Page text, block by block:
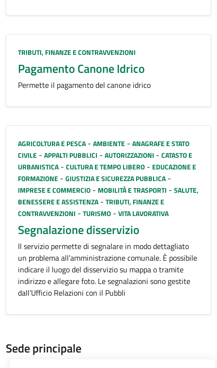
Categoria:
TRIBUTI, FINANZE E CONTRAVVENZIONI
Pagamento Canone Idrico
Permette il pagamento del canone idrico
Categoria:
AGRICOLTURA E PESCA - AMBIENTE - ANAGRAFE E STATO
CIVILE - APPALTI PUBBLICI - AUTORIZZAZIONI - CATASTO E
URBANISTICA - CULTURA E TEMPO LIBERO - EDUCAZIONE E
FORMAZIONE - GIUSTIZIA E SICUREZZA PUBBLICA -
IMPRESE E COMMERCIO - MOBILITÀ E TRASPORTI - SALUTE,
BENESSERE E ASSISTENZA - TRIBUTI, FINANZE E
CONTRAVVENZIONI - TURISMO - VITA LAVORATIVA
Segnalazione disservizio
Il servizio permette di segnalare in modo dettagliato
un problema all’amministrazione comunale. È possibile
indicare il luogo del disservizio su mappa o tramite
indirizzo e allegare foto. Le segnalazioni sono gestite
dall’Ufficio Relazioni con il Pubbli
Sede principale